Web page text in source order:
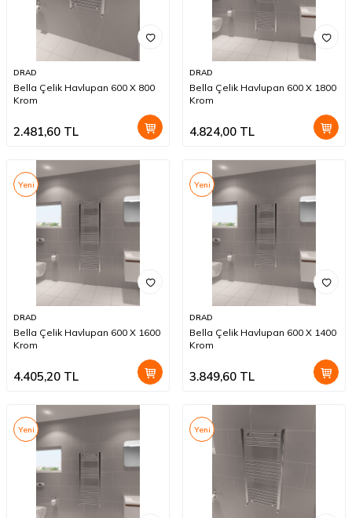
DRAD
Bella Çelik Havlupan 600 X 800
Krom
2.481,60 TL
DRAD
Bella Çelik Havlupan 600 X 1800
Krom
4.824,00 TL
Yeni
DRAD
Bella Çelik Havlupan 600 X 1600
Krom
4.405,20 TL
Yeni
DRAD
Bella Çelik Havlupan 600 X 1400
Krom
3.849,60 TL
Yeni Yeni